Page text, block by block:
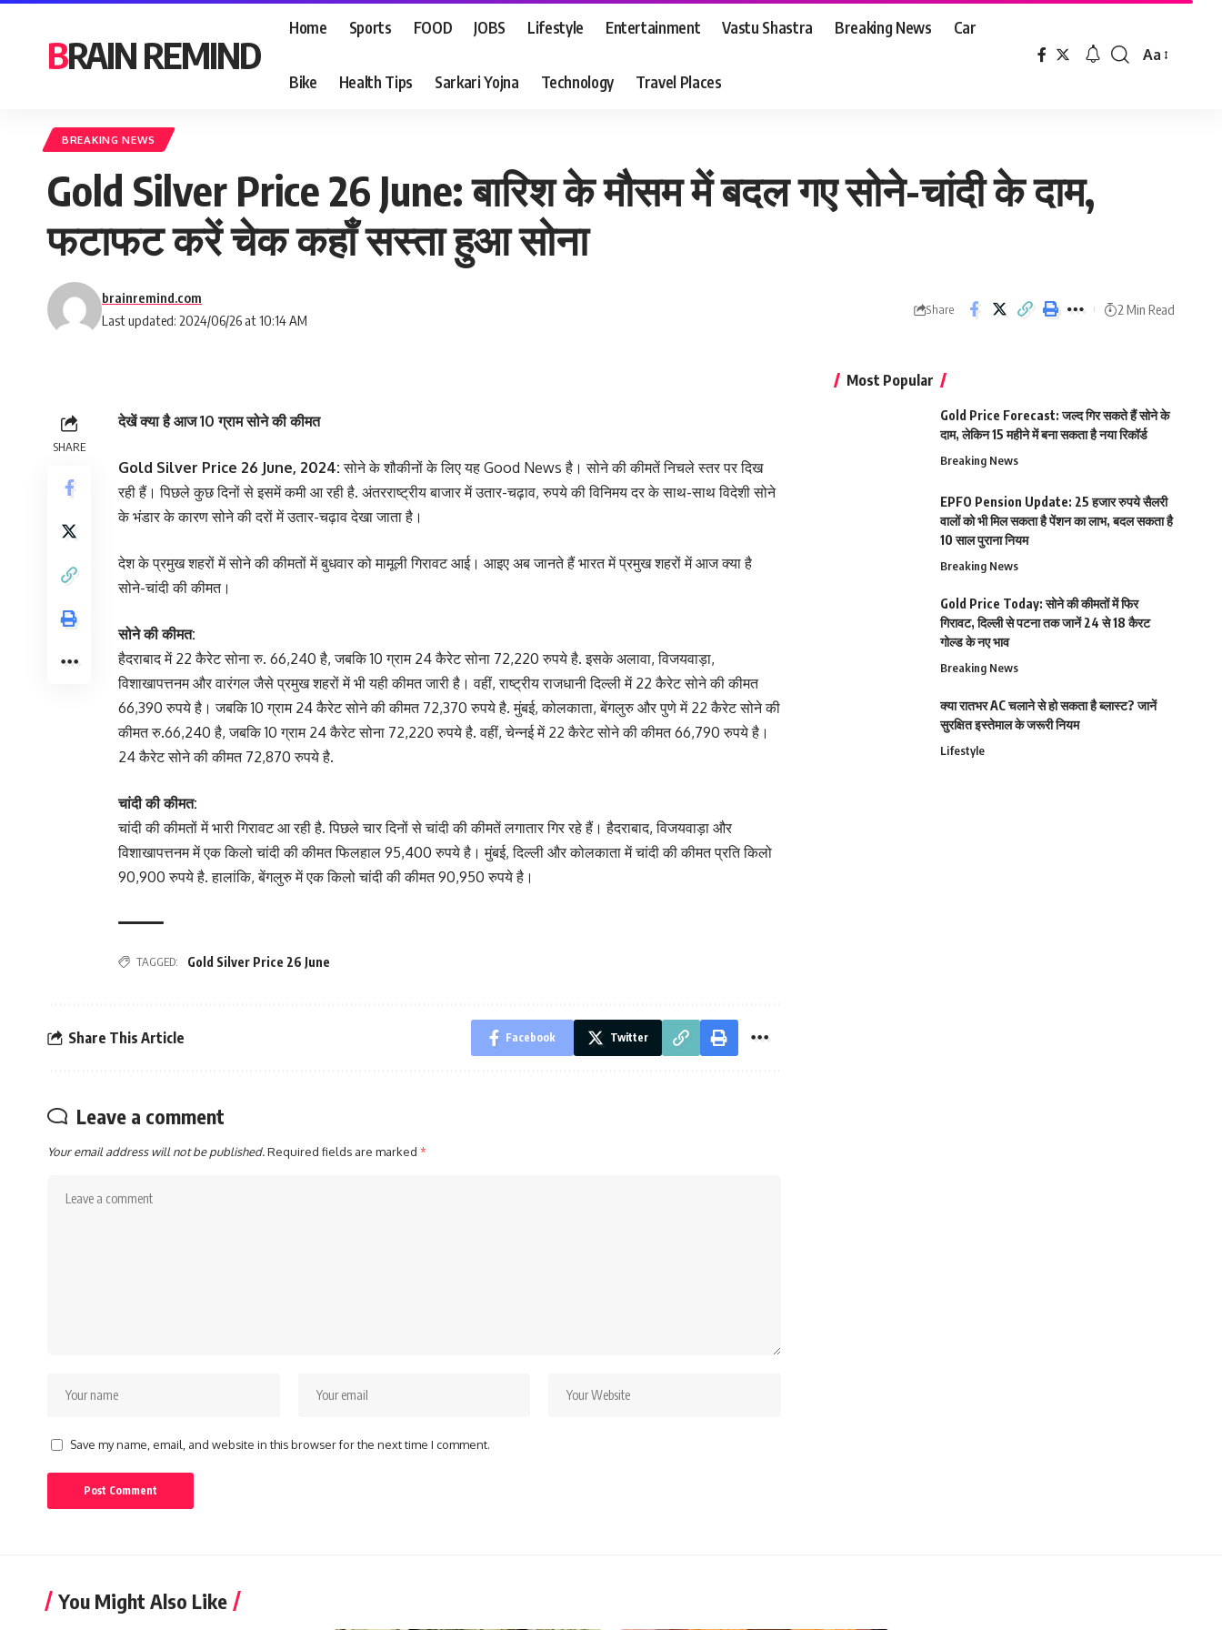
BRAIN REMIND
Home Sports FOOD JOBS Lifestyle Entertainment Vastu Shastra Breaking News Car
Bike Health Tips Sarkari Yojna Technology Travel Places
Font
Aa
BREAKING NEWS
Gold Silver Price 26 June: बारिश के मौसम में बदल गए सोने-चांदी के दाम,
फटाफट करें चेक कहाँ सस्ता हुआ सोना
Last updated: 2024/06/26 at 10:14 AM
brainremind.com
Share 2 Min Read
SHARE
देखें क्या है आज 10 ग्राम सोने की कीमत
Gold Silver Price 26 June, 2024:सोने के शौकीनों के लिए यह Good News है। सोने की कीमतें निचले स्तर पर दिख
रही हैं। पिछले कुछ दिनों से इसमें कमी आ रही है. अंतरराष्ट्रीय बाजार में उतार-चढ़ाव, रुपये की विनिमय दर के साथ-साथ विदेशी सोने
के भंडार के कारण सोने की दरों में उतार-चढ़ाव देखा जाता है।
देश के प्रमुख शहरों में सोने की कीमतों में बुधवार को मामूली गिरावट आई। आइए अब जानते हैं भारत में प्रमुख शहरों में आज क्या है
सोने-चांदी की कीमत।
सोने की कीमत:
हैदराबाद में 22 कैरेट सोना रु. 66,240 है, जबकि 10 ग्राम 24 कैरेट सोना 72,220 रुपये है. इसके अलावा, विजयवाड़ा,
विशाखापत्तनम और वारंगल जैसे प्रमुख शहरों में भी यही कीमत जारी है। वहीं, राष्ट्रीय राजधानी दिल्ली में 22 कैरेट सोने की कीमत
66,390 रुपये है। जबकि 10 ग्राम 24 कैरेट सोने की कीमत 72,370 रुपये है. मुंबई, कोलकाता, बेंगलुरु और पुणे में 22 कैरेट सोने की
कीमत रु.66,240 है, जबकि 10 ग्राम 24 कैरेट सोना 72,220 रुपये है. वहीं, चेन्नई में 22 कैरेट सोने की कीमत 66,790 रुपये है।
24 कैरेट सोने की कीमत 72,870 रुपये है.
चांदी की कीमत:
चांदी की कीमतों में भारी गिरावट आ रही है. पिछले चार दिनों से चांदी की कीमतें लगातार गिर रहे हैं। हैदराबाद, विजयवाड़ा और
विशाखापत्तनम में एक किलो चांदी की कीमत फिलहाल 95,400 रुपये है। मुंबई, दिल्ली और कोलकाता में चांदी की कीमत प्रति किलो
90,900 रुपये है. हालांकि, बेंगलुरु में एक किलो चांदी की कीमत 90,950 रुपये है।
TAGGED: Gold Silver Price 26 June
Share This Article Facebook Twitter
Leave a comment
Your email address will not be published.Required fields are marked *
Save my name, email, and website in this browser for the next time I comment.
Most Popular
Gold Price Forecast: जल्द गिर सकते हैं सोने के
दाम, लेकिन 15 महीने में बना सकता है नया रिकॉर्ड
Breaking News
EPFO Pension Update: 25 हजार रुपये सैलरी
वालों को भी मिल सकता है पेंशन का लाभ, बदल सकता है
10 साल पुराना नियम
Breaking News
Gold Price Today: सोने की कीमतों में फिर
गिरावट, दिल्ली से पटना तक जानें 24 से 18 कैरट
गोल्ड के नए भाव
Breaking News
क्या रातभर AC चलाने से हो सकता है ब्लास्ट? जानें
सुरक्षित इस्तेमाल के जरूरी नियम
Lifestyle
You Might Also Like